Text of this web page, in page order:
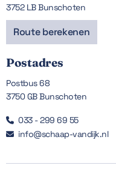
3752 LB Bunschoten
Route berekenen
Postadres
Postbus 68
3750 GB Bunschoten
 033 - 299 69 55
 info@schaap-vandijk.nl